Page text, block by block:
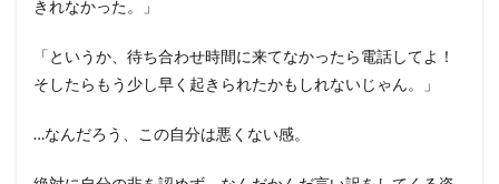
きれなかった。」
「というか、待ち合わせ時間に来てなかったら電話してよ！
そしたらもう少し早く起きられたかもしれないじゃん。」
…なんだろう、この自分は悪くない感。